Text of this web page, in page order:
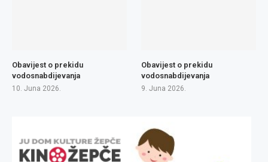
Obavijest o prekidu
vodosnabdijevanja
10. Juna 2026.
Obavijest o prekidu
vodosnabdijevanja
9. Juna 2026.